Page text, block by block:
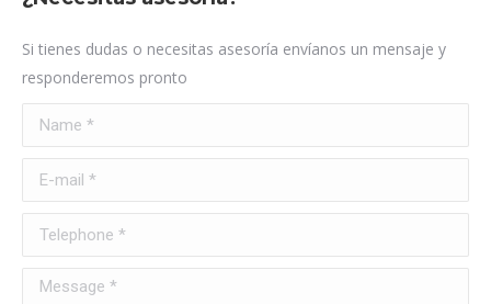
Si tienes dudas o necesitas asesoría envíanos un mensaje y
responderemos pronto
Name *
E-mail *
Telephone *
Message *